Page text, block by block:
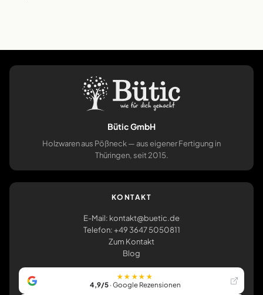
Bütic GmbH
Holzwaren aus Pößneck — aus eigener Fertigung in
Thüringen, seit 2015.
KONTAKT
E-Mail: kontakt@buetic.de
Telefon: +49 3647 5050811
Zum Kontakt
Blog
★★★★★
4,9/5· Google Rezensionen